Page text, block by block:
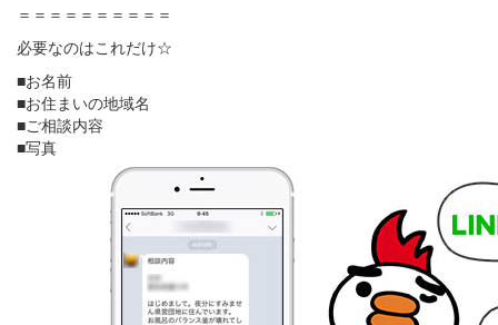
＝＝＝＝＝＝＝＝＝＝
必要なのはこれだけ☆
■お名前
■お住まいの地域名
■ご相談内容
■写真